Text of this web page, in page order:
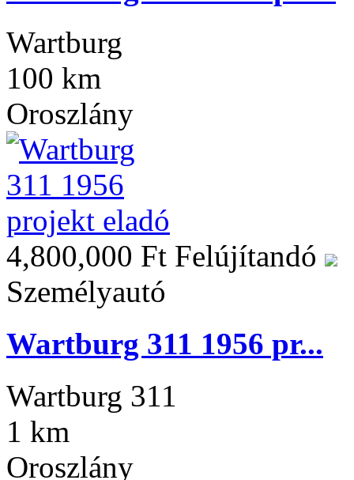
Wartburg
100 km
Oroszlány
4,800,000 Ft Felújítandó
Személyautó
Wartburg 311 1956 pr...
Wartburg 311
1 km
Oroszlány